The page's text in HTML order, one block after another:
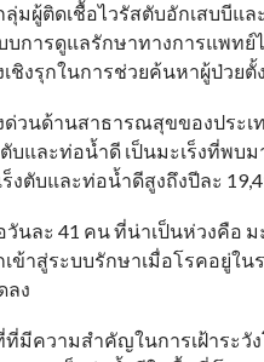
มผู้ติดเชื้อไวรัสตับอักเสบบีแ
บการดูแลรักษาทางการแพท
ชิงรุกในการช่วยค้นหาผู้ป่วย
ด่วนด้านสาธารณสุขของประ
บและท่อน้ำดี เป็นมะเร็งที่พ
งตับและท่อน้ำดีสูงถึงปีละ
นละ 41 คน ที่น่าเป็นห่วงคือ
ข้าสู่ระบบรักษาเมื่อโรคอยู่ใน
ลง
มีความสำคัญในการเฝ้าระวั